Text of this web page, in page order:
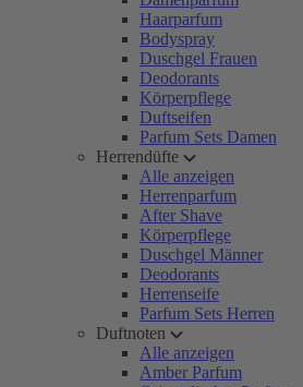
Haarparfum
Bodyspray
Duschgel Frauen
Deodorants
Körperpflege
Duftseifen
Parfum Sets Damen
Herrendüfte
Alle anzeigen
Herrenparfum
After Shave
Körperpflege
Duschgel Männer
Deodorants
Herrenseife
Parfum Sets Herren
Duftnoten
Alle anzeigen
Amber Parfum